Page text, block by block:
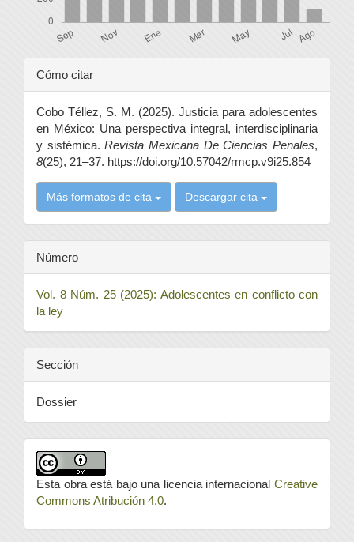
Detalles
del
artículo
Cómo citar
Cobo Téllez, S. M. (2025). Justicia para adolescentes
en México: Una perspectiva integral, interdisciplinaria
y sistémica.Revista Mexicana De Ciencias Penales,
8(25), 21–37. https://doi.org/10.57042/rmcp.v9i25.854
Más formatos de cita Descargar cita
Número
Vol. 8 Núm. 25 (2025): Adolescentes en conflicto con
la ley
Sección
Dossier
Esta obra está bajo una licencia internacional Creative
Commons Atribución 4.0.